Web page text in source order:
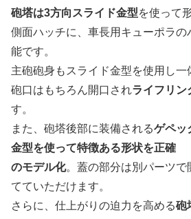
砲塔は3方向スライド金型を使って
側面ハッチに、車長用キューポラ
能です。
主砲砲身もスライド金型を使用し一
砲口はもちろん開口されライフリン
す。
また、砲塔後部に装備されるゲペッ
金型を使って特徴ある形状を正確
のモデル化。蓋の部分は別パーツで
てていただけます。
さらに、仕上がりの迫力を高める砲